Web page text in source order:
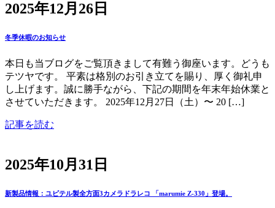
2025年12月26日
冬季休暇のお知らせ
本日も当ブログをご覧頂きまして有難う御座います。どうも
テツヤです。 平素は格別のお引き立てを賜り、厚く御礼申
し上げます。誠に勝手ながら、下記の期間を年末年始休業と
させていただきます。 2025年12月27日（土）〜 20 […]
記事を読む
2025年10月31日
新製品情報：ユピテル製全方面3カメラドラレコ 「marumie Z-330」登場。